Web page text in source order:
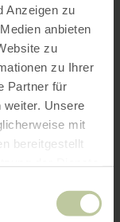
Anzeigen zu
anbieten
zu
zu Ihrer
Partner für
weiter. Unsere
mit
bereitgestellt